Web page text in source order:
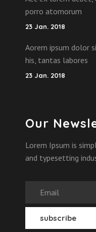
porro atomorum
23 Jan. 2018
Aorem ipsum dolor
his, tantas labores
23 Jan. 2018
Our
Lorem Ipsum is
and typesetting